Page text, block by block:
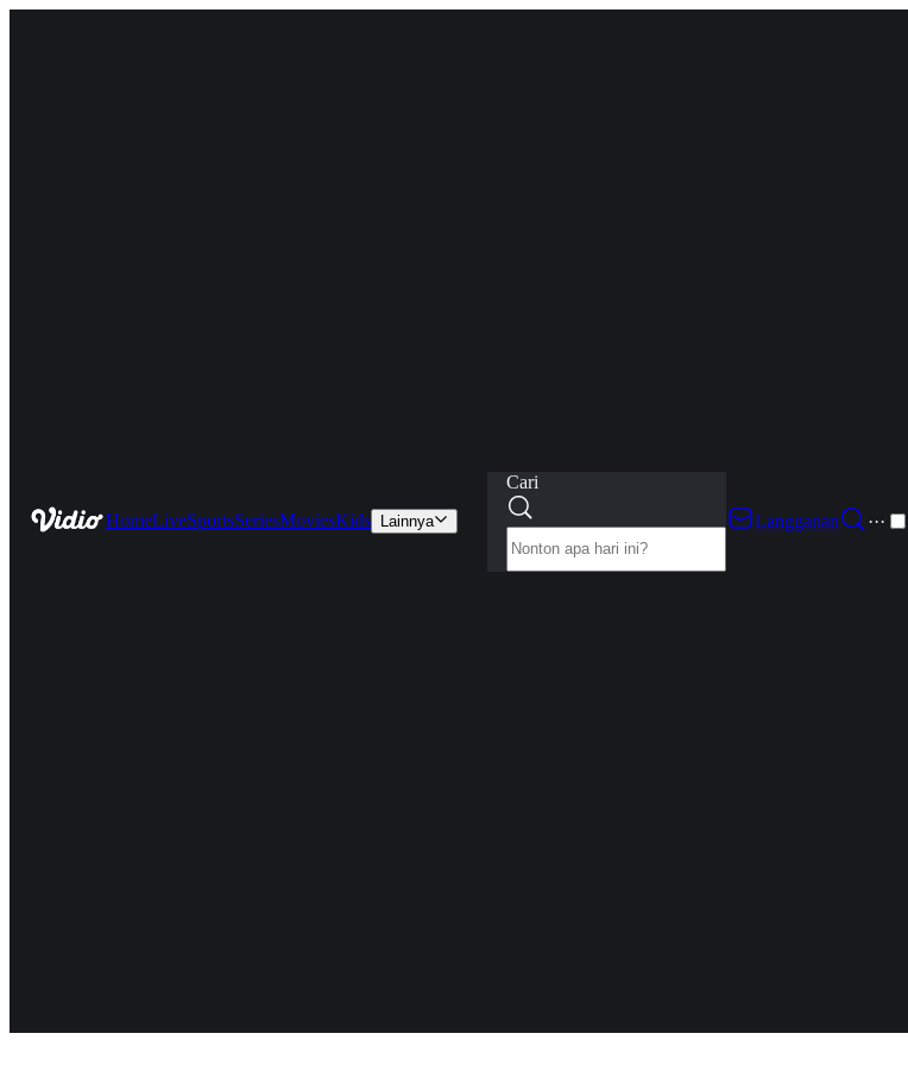
HomeLiveSportsSeriesMoviesKids Lainnya
Cari
Langganan
···